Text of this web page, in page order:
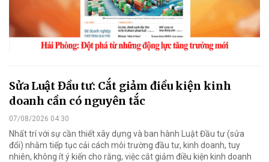
Sửa Luật Đầu tư: Cắt giảm điều kiện kinh
doanh cần có nguyên tắc
07/08/2026 04:30
Nhất trí với sự cần thiết xây dựng và ban hành Luật Đầu tư (sửa
đổi) nhằm tiếp tục cải cách môi trường đầu tư, kinh doanh, tuy
nhiên, không ít ý kiến cho rằng, việc cắt giảm điều kiện kinh doanh